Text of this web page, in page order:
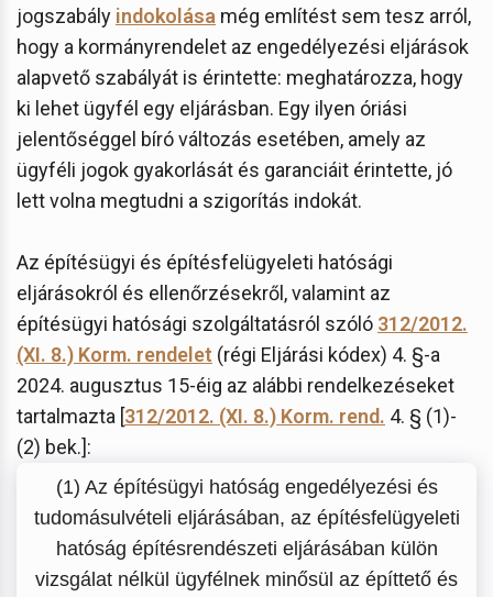
jogszabály indokolása még említést sem tesz arról,
hogy a kormányrendelet az engedélyezési eljárások
alapvető szabályát is érintette: meghatározza, hogy
ki lehet ügyfél egy eljárásban. Egy ilyen óriási
jelentőséggel bíró változás esetében, amely az
ügyféli jogok gyakorlását és garanciáit érintette, jó
lett volna megtudni a szigorítás indokát.
Az építésügyi és építésfelügyeleti hatósági
eljárásokról és ellenőrzésekről, valamint az
építésügyi hatósági szolgáltatásról szóló 312/2012.
(XI. 8.) Korm. rendelet (régi Eljárási kódex) 4. §-a
2024. augusztus 15-éig az alábbi rendelkezéseket
tartalmazta [312/2012. (XI. 8.) Korm. rend. 4. § (1)-
(2) bek.]:
(1) Az építésügyi hatóság engedélyezési és
tudomásulvételi eljárásában, az építésfelügyeleti
hatóság építésrendészeti eljárásában külön
vizsgálat nélkül ügyfélnek minősül az építtető és